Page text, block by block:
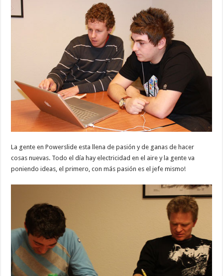
La gente en Powerslide esta llena de pasión y de ganas de hacer
cosas nuevas. Todo el día hay electricidad en el aire y la gente va
poniendo ideas, el primero, con más pasión es el jefe mismo!